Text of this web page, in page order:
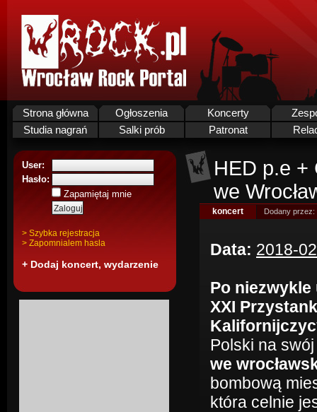
Strona główna Ogłoszenia Koncerty
Studia nagrań
Salki prób Patronat
User:
Hasło:
Zapamiętaj mnie
> Szybka rejestracja
> Zapomnialem hasla
+ Dodaj koncert, wydarzenie
HED p.e +
we
koncert Dodany przez:
Data: 2018-
Po
XXI
Polski na
we
bombową
która celnie